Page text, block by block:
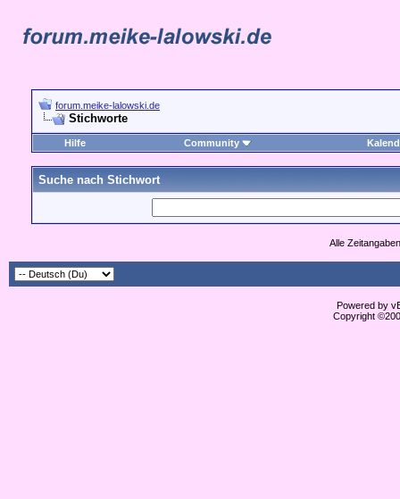
forum.meike-lalowski.de
Stichworte
Hilfe Community
Suche nach Stichwort
Alle
Powered by
Copyright